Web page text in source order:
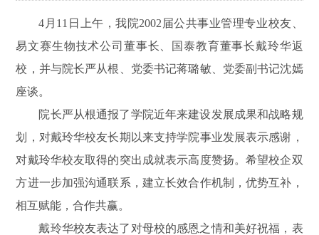
4月11日 上午 ，我院2002届公共事业管理专业校友、
易文赛生物技术公司董事长、国泰教育董事长戴玲华返
校，并与院长严从根、党委书记蒋璐敏、党委副书记沈嫣
座谈。
院长严从根通报了学院近年来建设发展成果和战略规
划，对戴玲华校友长期以来支持学院事业发展表示感谢，
对戴玲华校友取得的突出成就表示高度赞扬。希望校企双
方进一步加强沟通联系，建立长效合作机制，优势互补，
相互赋能，合作共赢。
戴玲华校友表达了对母校的感恩之情和美好祝福，表